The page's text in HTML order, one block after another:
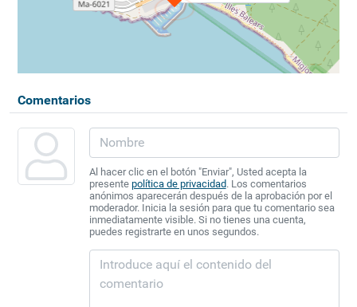
Comentarios
Al hacer clic en el botón "Enviar", Usted acepta la
presente política de privacidad. Los comentarios
anónimos aparecerán después de la aprobación por el
moderador. Inicia la sesión para que tu comentario sea
inmediatamente visible. Si no tienes una cuenta,
puedes registrarte en unos segundos.